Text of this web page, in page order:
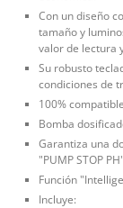
Con un diseño
tamaño y
valor de lectura
Su robusto
condiciones de
100%
Bomba
Garantiza una
"PUMP STOP
Función
Incluye: